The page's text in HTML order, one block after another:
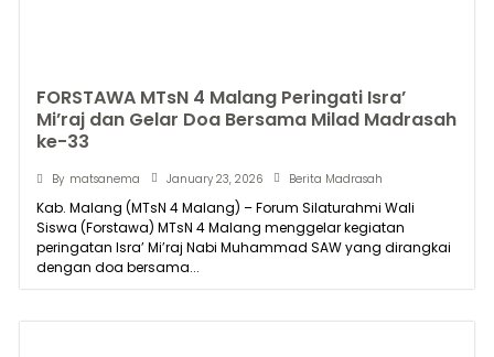
FORSTAWA MTsN 4 Malang Peringati Isra’
Mi’raj dan Gelar Doa Bersama Milad Madrasah
ke-33
By matsanema January 23, 2026 Berita Madrasah
Kab. Malang (MTsN 4 Malang) – Forum Silaturahmi Wali
Siswa (Forstawa) MTsN 4 Malang menggelar kegiatan
peringatan Isra’ Mi’raj Nabi Muhammad SAW yang dirangkai
dengan doa bersama...